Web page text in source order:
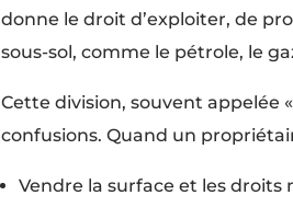
donne le droit d’exploiter, de
sous-sol, comme le pétrole, le
Cette division, souvent appelée
confusions. Quand un
Vendre la surface et les droits